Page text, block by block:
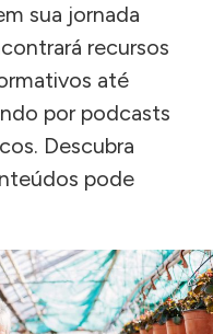
sua jornada
recursos
até
por podcasts
Descubra
pode